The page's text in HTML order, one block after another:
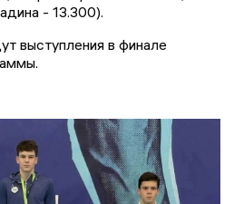
- 13.300).
выступления в финале